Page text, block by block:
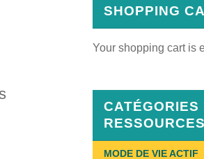
SHOPPING
Your shopping cart is
CATÉGORIES
RESSOURCES
MODE DE VIE ACTIF